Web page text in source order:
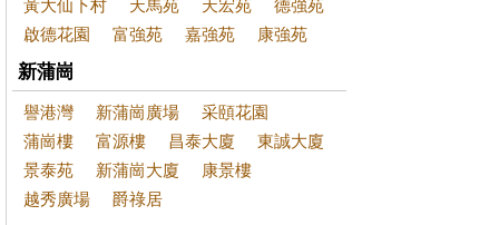
黃大仙下村 天馬苑 天宏苑
德強苑
啟德花園
富強苑 嘉強苑 康強苑
新蒲崗
譽港灣 新蒲崗廣場
采頤花園
蒲崗樓
富源樓 昌泰大廈
東誠大廈
景泰苑
新蒲崗大廈
康景樓
越秀廣場
爵祿居